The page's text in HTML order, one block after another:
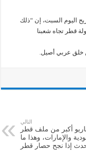
اليوم السبت، إن “ذلك
قطر تجاه شعبنا
خلق عربي أصيل.
التالي
أكبر من ملف قطر
والإمارات، وهذا ما
إذا نجح حصار قطر